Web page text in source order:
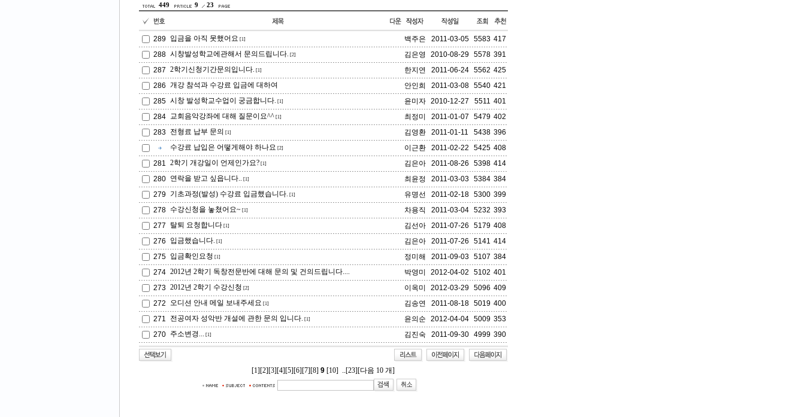
449 9 23
289 입금을 아직 못했어요 [1] 백주은 2011-03-05 5583 417
288 시창발성학교에관해서 문의드립니다. [2] 김은영 2010-08-29 5578 391
287 2학기신청기간문의입니다. [1] 한지연 2011-06-24 5562 425
286 개강 참석과 수강료 입금에 대하여 안인희 2011-03-08 5540 421
285 시창 발성학교수업이 궁금합니다. [1] 윤미자 2010-12-27 5511 401
284 교회음악강좌에 대해 질문이요^^[1] 최정미 2011-01-07 5479 402
283 전형료 납부 문의 [1] 김영환 2011-01-11 5438 396
수강료 납입은 어떻게해야 하나요 [2] 이근환 2011-02-22 5425 408
281 2학기 개강일이 언제인가요?[1] 김은아 2011-08-26 5398 414
280 연락을 받고 싶읍니다.. [1] 최윤정 2011-03-03 5384 384
279 기초과정(발성) 수강료 입금했습니다. [1] 유명선 2011-02-18 5300 399
278 수강신청을 놓쳤어요~ [1] 차용직 2011-03-04 5232 393
277
탈퇴 요청합니다[1] 김선아 2011-07-26 5179 408
276
입금했습니다. [1] 김은아 2011-07-26 5141 414
275 입금확인요청 [1] 정미해 2011-09-03 5107 384
274 2012년 2학기 독창전문반에 대해 문의 및 건의드립니다.... 박영미 2012-04-02 5102 401
273 2012년 2학기 수강신청 [2] 이옥미 2012-03-29 5096 409
272
오디션 안내 메일 보내주세요 [1] 김송연 2011-08-18 5019 400
271
전공여자 성악반 개설에 관한 문의 입니다. [1] 윤의순 2012-04-04 5009 353
270 주소변경... [1] 김진숙 2011-09-30 4999 390
[1][2][3][4][5][6][7][8] 9 [10] ..[23][다음 10 개]